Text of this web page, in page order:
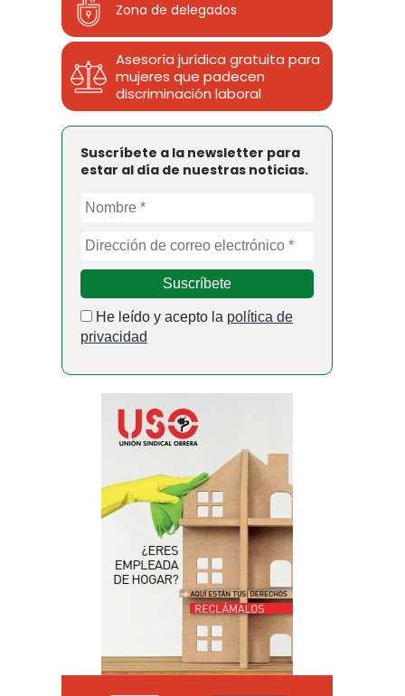
Zona de delegados
Asesoría jurídica gratuita para
mujeres que padecen
discriminación laboral
Suscríbete a la newsletter para
estar al día de nuestras noticias.
He leído y acepto la política de
privacidad